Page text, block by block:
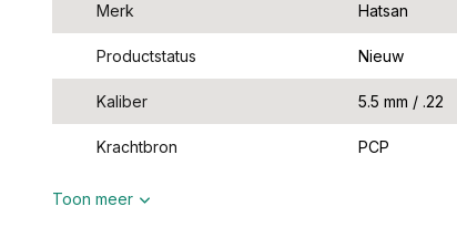
Merk Hatsan
Productstatus Nieuw
Kaliber 5.5 mm / .22
Krachtbron PCP
Toon meer